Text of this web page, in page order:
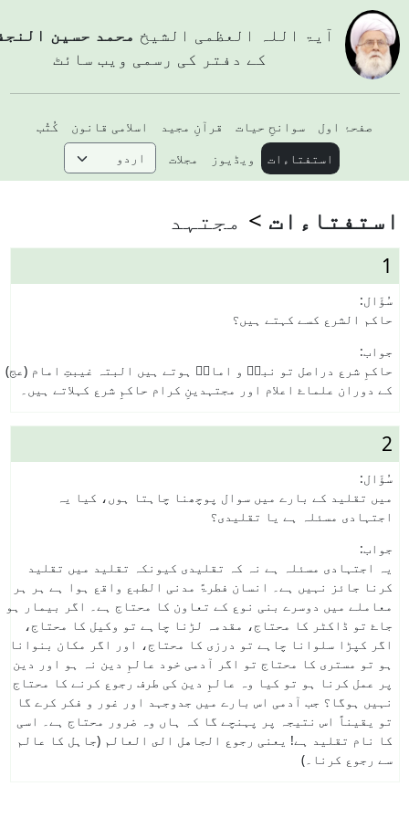
آيۃ اللہ العظمی الشيخمحمد حسین
کے دفتر کی رسمی ویب سائٹ
صفحۂ اول سوانحِ حیات قرآنِ مجید اسلامی قانون
کُتُب
استفتاءات
ویڈیوز مجلات
مجتہد
سُؤَال:
حاکم الشرع کسے کہتے ہیں؟
جواب:
حاکمِ شرع دراصل تو نبیؐ و امامؑ ہوتے ہیں البتہ غیبتِ امام (عج)
کے دوران علماۓ اعلام اور مجتہدینِ کرام حاکمِ شرع کہلاتے ہیں۔
سُؤَال:
میں تقلید کے بارے میں سوال پوچھنا چاہتا ہوں، کیا یہ
اجتہادی مسئلہ ہے یا تقلیدی؟
جواب:
یہ اجتہادی مسئلہ ہے نہ کہ تقلیدی کیونکہ تقلید میں تقلید
کرنا جائز نہیں ہے۔ انسان فطرۃً مدنی الطبع واقع ہوا ہے ہر ہر
معاملے میں دوسرے بنی نوع کے تعاون کا محتاج ہے۔ اگر بیمار ہو
جاۓ تو ڈاکٹر کا محتاج، مقدمہ لڑنا چاہے تو وکیل کا محتاج،
اگر کپڑا سلوانا چاہے تو درزی کا محتاج، اور اگر مکان بنوانا
ہو تو مستری کا محتاج تو اگر آدمی خود عالمِ دین نہ ہو اور دین
پر عمل کرنا ہو تو کیا وہ عالمِ دین کی طرف رجوع کرنے کا محتاج
نہیں ہوگا؟ جب آدمی اس بارے میں جدوجہد اور غور و فکر کرے گا
تو یقیناً اس نتیجہ پر پہنچے گا کہ ہاں وہ ضرور محتاج ہے۔ اسی
کا نام تقلید ہے! یعنیرجوع الجاهل الى العالم (جاہل کا عالم
سے رجوع کرنا۔)